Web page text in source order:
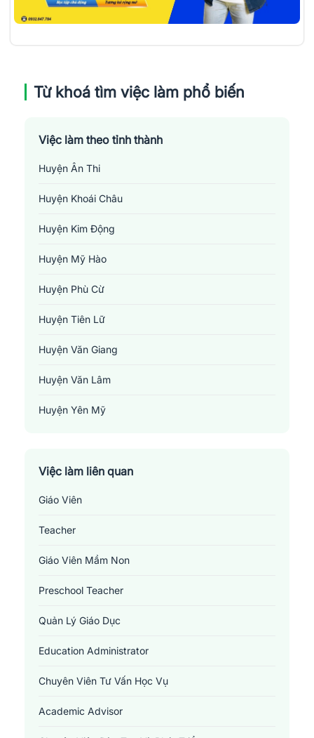
Từ khoá tìm việc làm phổ biến
Việc làm theo tỉnh thành
Huyện Ân Thi
Huyện Khoái Châu
Huyện Kim Động
Huyện Mỹ Hào
Huyện Phù Cừ
Huyện Tiên Lữ
Huyện Văn Giang
Huyện Văn Lâm
Huyện Yên Mỹ
Việc làm liên quan
Giáo Viên
Teacher
Giáo Viên Mầm Non
Preschool Teacher
Quản Lý Giáo Dục
Education Administrator
Chuyên Viên Tư Vấn Học Vụ
Academic Advisor